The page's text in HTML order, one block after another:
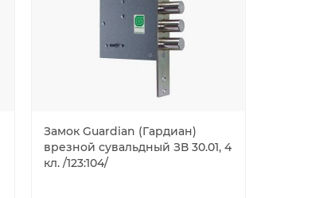
Замок Guardian (Гардиан)
врезной сувальдный ЗВ 30.01, 4
кл. /123:104/